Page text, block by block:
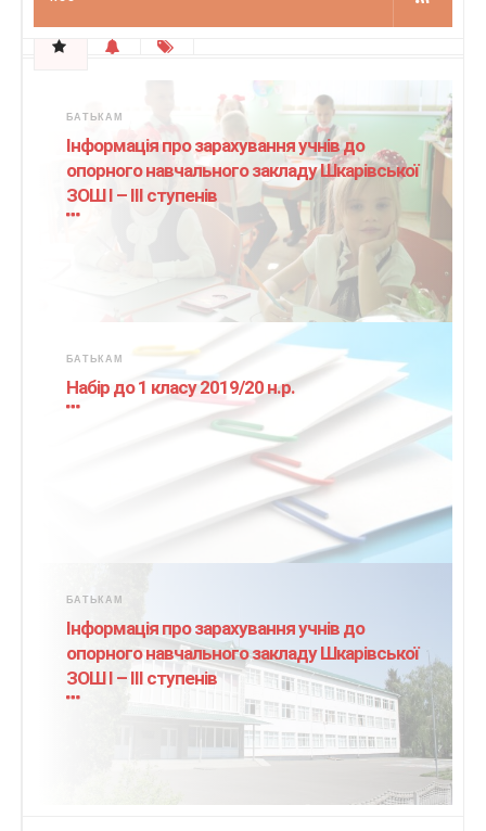
БАТЬКАМ
Інформація про зарахування учнів до
опорного навчального закладу Шкарівської
ЗОШ І – ІІІ ступенів
БАТЬКАМ
Набір до 1 класу 2019/20 н.р.
БАТЬКАМ
Інформація про зарахування учнів до
опорного навчального закладу Шкарівської
ЗОШ І – ІІІ ступенів